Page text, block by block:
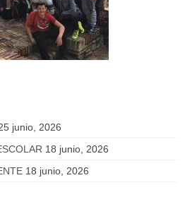
junio, 2026
18 junio, 2026
18 junio, 2026